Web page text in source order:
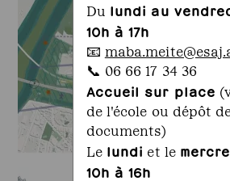
Du lundi au
10h à 17h
📧
📞 06 66 17 34 36
Accueil sur place
de l'école ou dépôt
documents)
Le lundi et le
10h à 16h